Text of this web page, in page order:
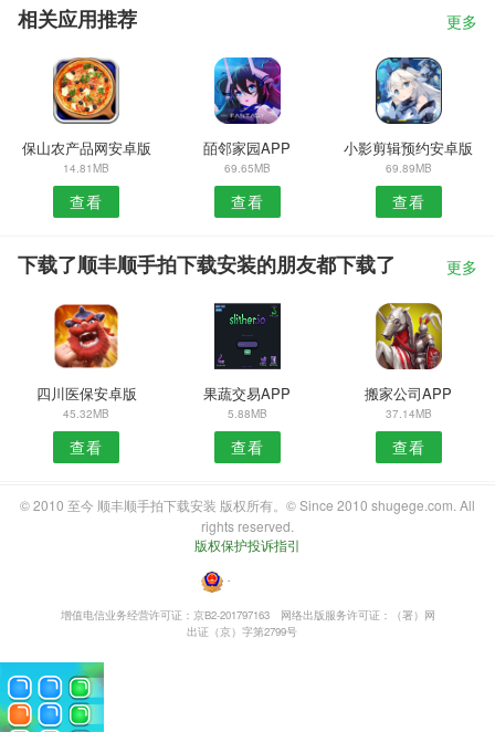
相关应用推荐 更多
保山农产品网安卓版
14.81MB
查看
皕邻家园APP
69.65MB
查看
小影剪辑预约安卓版
69.89MB
查看
下载了顺丰顺手拍下载安装的朋友都下载了 更多
四川医保安卓版
45.32MB
查看
果蔬交易APP
5.88MB
查看
搬家公司APP
37.14MB
查看
© 2010 至今 顺丰顺手拍下载安装 版权所有。© Since 2010 shugege.com. All
rights reserved.
版权保护投诉指引
・
增值电信业务经营许可证：京B2-201797163
网络出版服务许可证：（署）网
出证（京）字第2799号